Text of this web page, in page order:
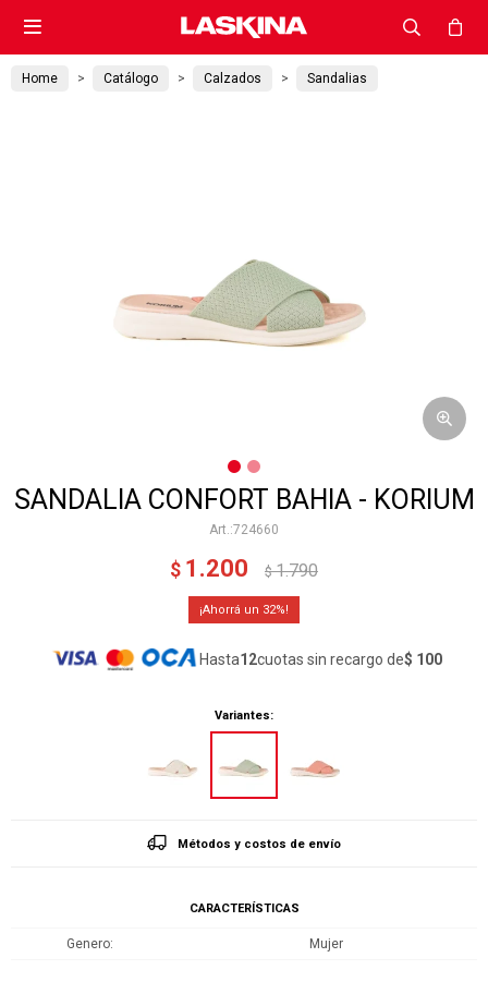

Home Catálogo Calzados Sandalias
SANDALIA CONFORT BAHIA - KORIUM
724660
$ 1.200 $ 1.790
32
Hasta12cuotas sin recargo de$ 100
Variantes:
Métodos y costos de envío
CARACTERÍSTICAS
Genero Mujer